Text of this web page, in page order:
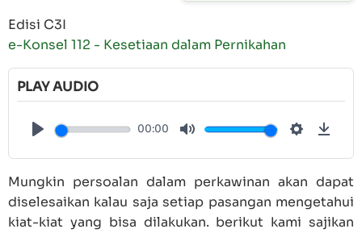
Edisi C3I
e-Konsel 112 - Kesetiaan dalam Pernikahan
PLAY AUDIO
00:00
Mungkin persoalan dalam perkawinan akan dapat
diselesaikan kalau saja setiap pasangan mengetahui
kiat-kiat yang bisa dilakukan. berikut kami sajikan